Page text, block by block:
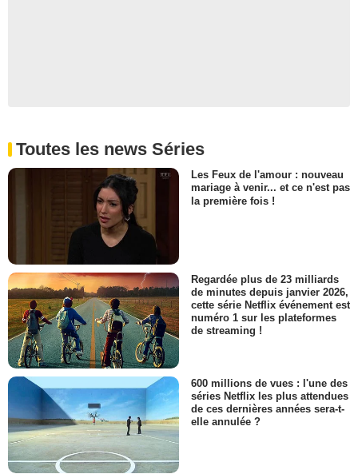
Toutes les news Séries
Les Feux de l'amour : nouveau
mariage à venir... et ce n'est pas
la première fois !
Regardée plus de 23 milliards
de minutes depuis janvier 2026,
cette série Netflix événement est
numéro 1 sur les plateformes
de streaming !
600 millions de vues : l'une des
séries Netflix les plus attendues
de ces dernières années sera-t-
elle annulée ?